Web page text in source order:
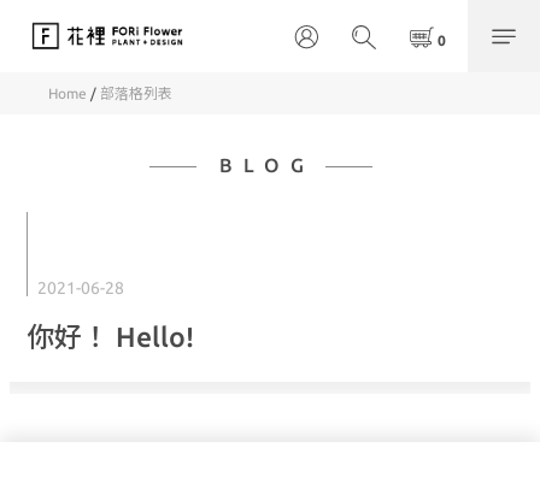
Home / 部落格列表
BLOG
2021-06-28
你好！ Hello!